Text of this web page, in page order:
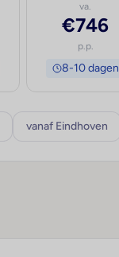
va.
€746
p.p.
8-10 dagen
vanaf Eindhoven